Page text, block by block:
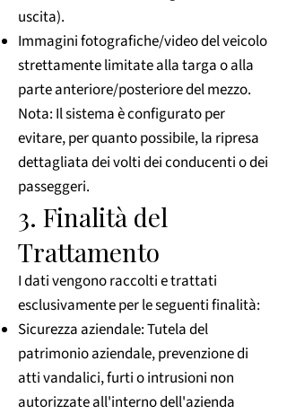
uscita).
Immagini fotografiche/video del veicolo
strettamente limitate alla targa o alla
parte anteriore/posteriore del mezzo.
Nota: Il sistema è configurato per
evitare, per quanto possibile, la ripresa
dettagliata dei volti dei conducenti o dei
passeggeri.
3. Finalità del
Trattamento
I dati vengono raccolti e trattati
esclusivamente per le seguenti finalità:
Sicurezza aziendale: Tutela del
patrimonio aziendale, prevenzione di
atti vandalici, furti o intrusioni non
autorizzate all'interno dell'azienda